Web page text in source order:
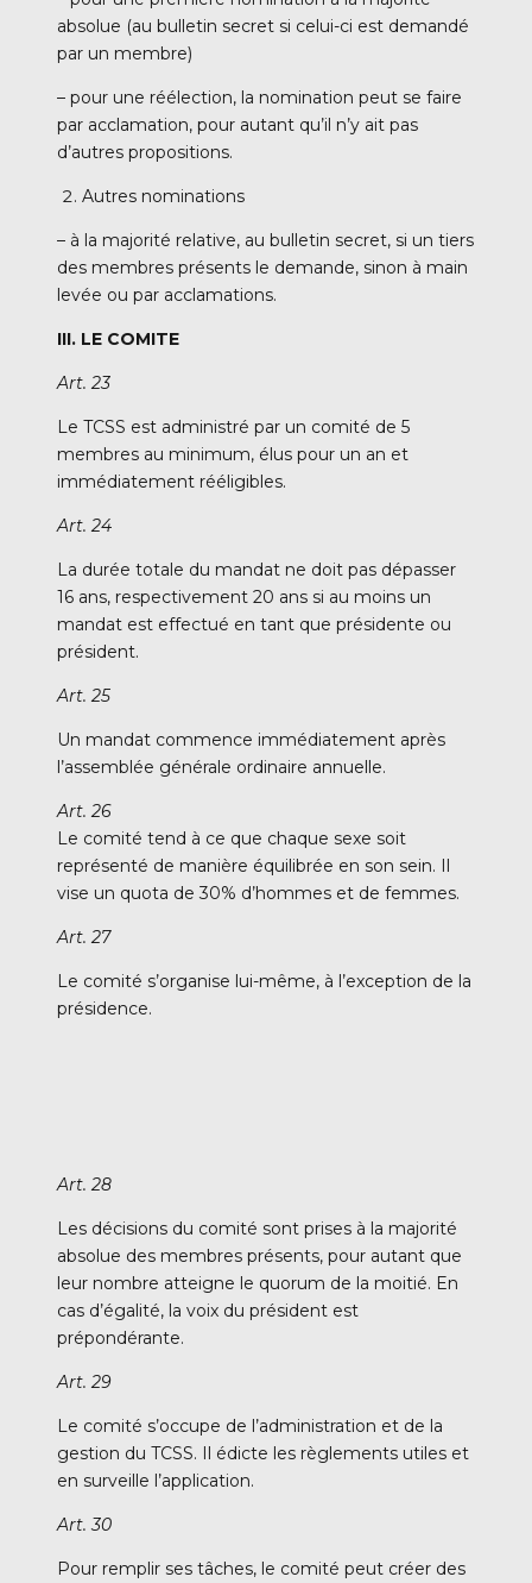
absolue (au bulletin secret si celui-ci est demandé
par un membre)
– pour une réélection, la nomination peut se faire
par acclamation, pour autant qu’il n’y ait pas
d’autres propositions.
Autres nominations
– à la majorité relative, au bulletin secret, si un tiers
des membres présents le demande, sinon à main
levée ou par acclamations.
III. LE COMITE
Art. 23
Le TCSS est administré par un comité de 5
membres au minimum, élus pour un an et
immédiatement rééligibles.
Art. 24
La durée totale du mandat ne doit pas dépasser
16 ans, respectivement 20 ans si au moins un
mandat est effectué en tant que présidente ou
président.
Art. 25
Un mandat commence immédiatement après
l’assemblée générale ordinaire annuelle.
Art. 26
Le comité tend à ce que chaque sexe soit
représenté de manière équilibrée en son sein. Il
vise un quota de 30% d’hommes et de femmes.
Art. 27
Le comité s’organise lui-même, à l’exception de la
présidence.
Art. 28
Les décisions du comité sont prises à la majorité
absolue des membres présents, pour autant que
leur nombre atteigne le quorum de la moitié. En
cas d’égalité, la voix du président est
prépondérante.
Art. 29
Le comité s’occupe de l’administration et de la
gestion du TCSS. Il édicte les règlements utiles et
en surveille l’application.
Art. 30
Pour remplir ses tâches, le comité peut créer des